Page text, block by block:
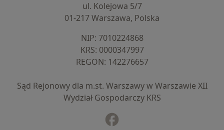
ul. Kolejowa 5/7
01-217 Warszawa, Polska
NIP: ⁠7010224868
KRS: ⁠0000347997
REGON: ⁠142276657
Sąd Rejonowy dla m.st. Warszawy w Warszawie XII
Wydział Gospodarczy KRS